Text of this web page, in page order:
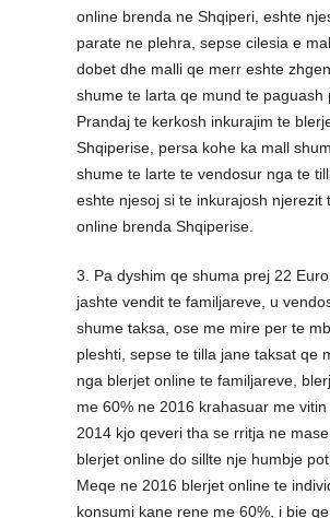
online brenda ne Shqiperi, eshte
parate ne plehra, sepse cilesia e
dobet dhe malli qe merr eshte
shume te larta qe mund te paguash
Prandaj te kerkosh inkurajim te
Shqiperise, persa kohe ka mall
shume te larte te vendosur nga te
eshte njesoj si te inkurajosh njerezit
online brenda Shqiperise.
3. Pa dyshim qe shuma prej 22
jashte vendit te familjareve, u
shume taksa, ose me mire per te
pleshti, sepse te tilla jane taksat qe
nga blerjet online te familjareve,
me 60% ne 2016 krahasuar me
2014 kjo qeveri tha se rritja ne
blerjet online do sillte nje humbje
Meqe ne 2016 blerjet online te
konsumi kane rene me 60%, i bie